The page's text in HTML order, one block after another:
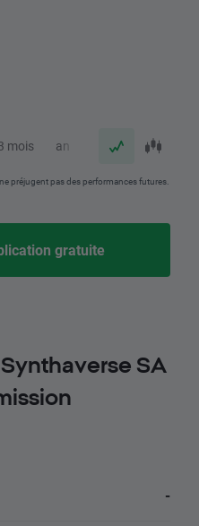
mois an
préjugent pas des performances futures.
gratuite
SA
-